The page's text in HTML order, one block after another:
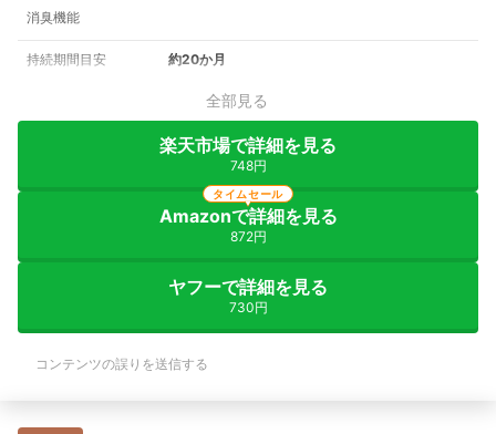
消臭機能
持続期間目安 約20か月
全部見る
楽天市場で詳細を見る
748円
Amazonで詳細を見る
872円
タイムセール
ヤフーで詳細を見る
730円
コンテンツの誤りを送信する